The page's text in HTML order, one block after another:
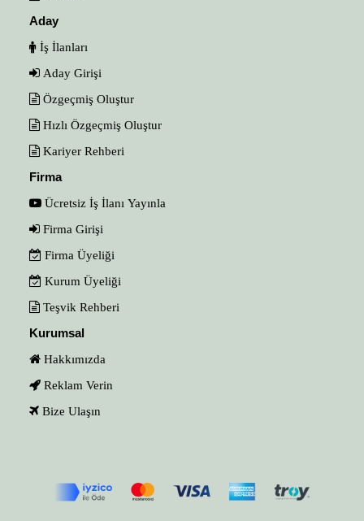
Aday
İş İlanları
Aday Girişi
Özgeçmiş Oluştur
Hızlı Özgeçmiş Oluştur
Kariyer Rehberi
Firma
Ücretsiz İş İlanı Yayınla
Firma Girişi
Firma Üyeliği
Kurum Üyeliği
Teşvik Rehberi
Kurumsal
Hakkımızda
Reklam Verin
Bize Ulaşın